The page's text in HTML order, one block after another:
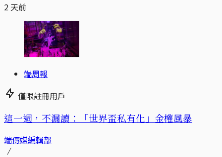
2 天前
端周報
僅限註冊用戶
這一週，不漏讀：「世界盃私有化」金權風暴
端傳媒編輯部